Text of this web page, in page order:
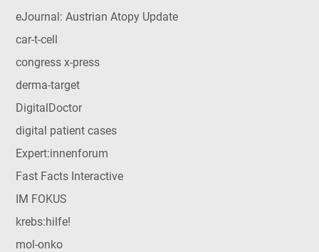
eJournal: Austrian Atopy Update
car-t-cell
congress x-press
derma-target
DigitalDoctor
digital patient cases
Expert:innenforum
Fast Facts Interactive
IM FOKUS
krebs:hilfe!
mol-onko